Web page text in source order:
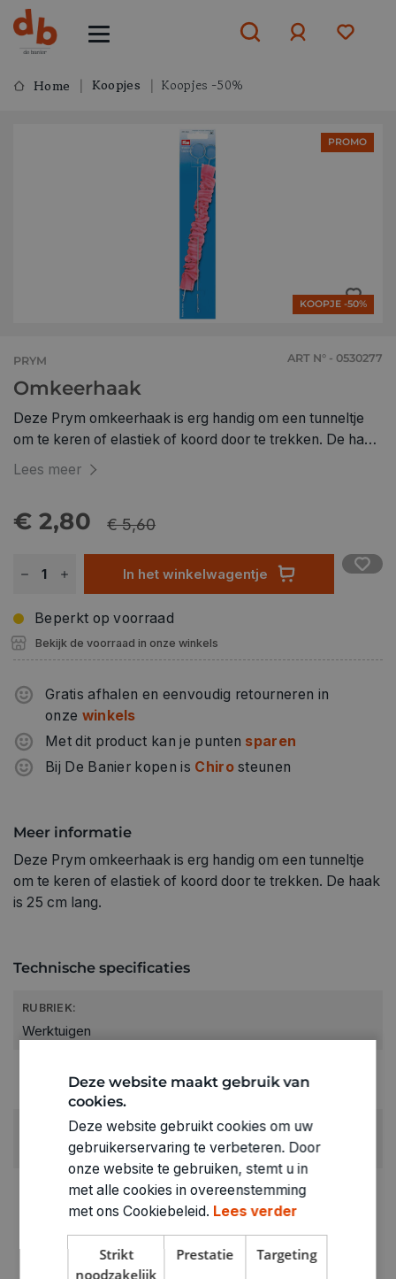
ofaanmelden
Home Koopjes Koopjes -50%
PROMO
KOOPJE -50%
PRYM ART N° - 0530277
Omkeerhaak
Deze Prym omkeerhaak is erg handig om een tunneltje
om te keren of elastiek of koord door te trekken. De haak
is 25 cm lang.
Lees meer
€ 2,80 € 5,60
In het winkelwagentje
Beperkt op voorraad
Bekijk de voorraad in onze winkels
Gratis afhalen en eenvoudig retourneren in
onze winkels
Met dit product kan je punten sparen
Bij De Banier kopen is Chirosteunen
Meer informatie
Deze Prym omkeerhaak is erg handig om een tunneltje
om te keren of elastiek of koord door te trekken. De haak
is 25 cm lang.
Technische specificaties
RUBRIEK:
Werktuigen
ARTIKELNUMMER
0530277
Deze website maakt gebruik van
cookies.
Deze website gebruikt cookies om uw
gebruikerservaring te verbeteren. Door
onze website te gebruiken, stemt u in
met alle cookies in overeenstemming
met ons Cookiebeleid. Lees verder
Strikt
noodzakelijk
Prestatie Targeting